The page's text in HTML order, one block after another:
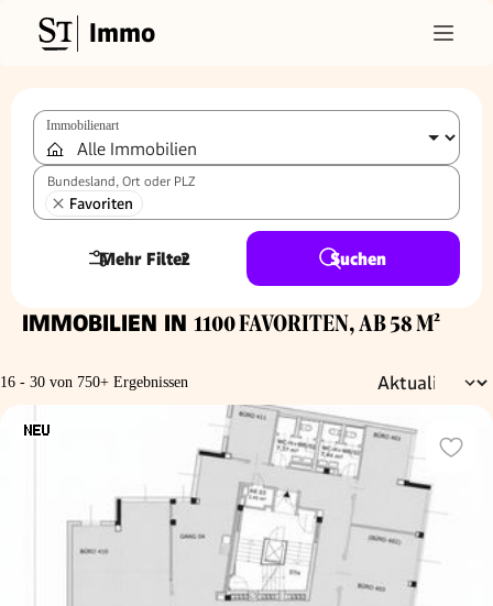
Immo
Immobilienart
Bundesland, Ort oder PLZ
Favoriten
Mehr Filter
2 Suchen
IMMOBILIEN IN 1100 FAVORITEN, AB 58 M²
16 - 30 von 750+ Ergebnissen